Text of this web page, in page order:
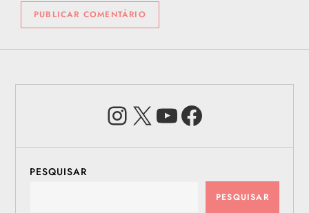
Instagram
X Youtube
PESQUISAR
PESQUISAR